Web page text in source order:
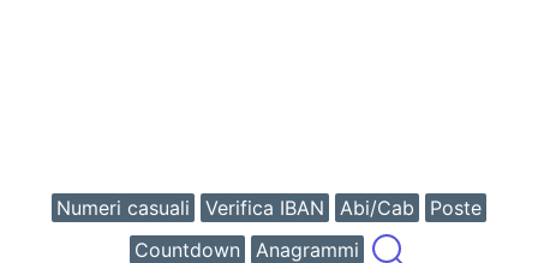
Numeri casuali Verifica IBAN Abi/Cab
Poste
Countdown
Anagrammi